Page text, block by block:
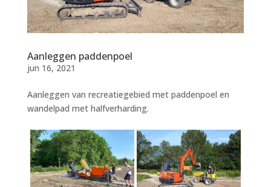
Aanleggen paddenpoel
jun 16, 2021
Aanleggen van recreatiegebied met paddenpoel en
wandelpad met halfverharding.